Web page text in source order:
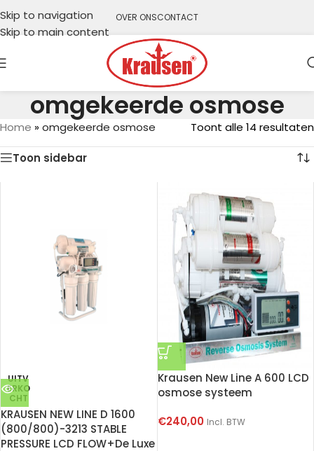
Skip to navigation
Skip to main content
OVER ONSCONTACT
omgekeerde osmose
Home »omgekeerde osmose Toont alle 14 resultaten
Toon sidebar
UITV
ERKO
CHT
KRAUSEN NEW LINE D 1600
(800/800)-3213 STABLE
PRESSURE LCD FLOW+De Luxe
Krausen New Line A 600 LCD
osmose systeem
€240,00 Incl. BTW